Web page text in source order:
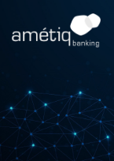
springen
LÖSUNGEN
KONTAKT